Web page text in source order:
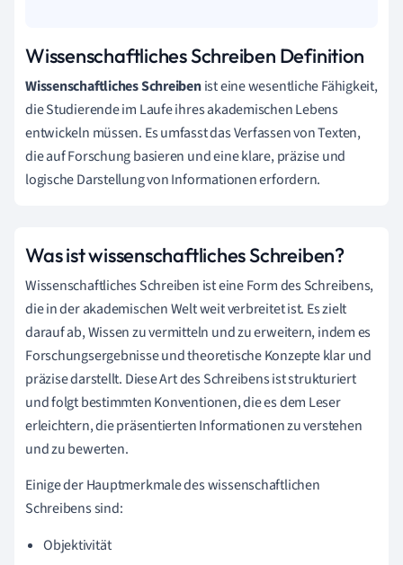
Wissenschaftliches Schreiben Definition
Wissenschaftliches Schreibenist eine wesentliche Fähigkeit,
die Studierende im Laufe ihres akademischen Lebens
entwickeln müssen. Es umfasst das Verfassen von Texten,
die auf Forschung basieren und eine klare, präzise und
logische Darstellung von Informationen erfordern.
Was ist wissenschaftliches Schreiben?
Wissenschaftliches Schreiben ist eine Form des Schreibens,
die in der akademischen Welt weit verbreitet ist. Es zielt
darauf ab, Wissen zu vermitteln und zu erweitern, indem es
Forschungsergebnisse und theoretische Konzepte klar und
präzise darstellt. Diese Art des Schreibens ist strukturiert
und folgt bestimmten Konventionen, die es dem Leser
erleichtern, die präsentierten Informationen zu verstehen
und zu bewerten.
Einige der Hauptmerkmale des wissenschaftlichen
Schreibens sind:
Objektivität